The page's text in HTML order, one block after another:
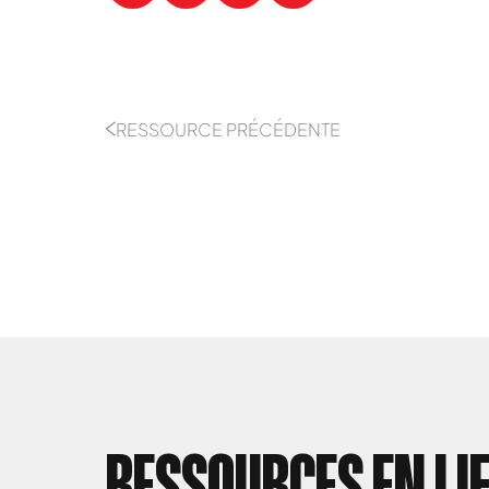
RESSOURCE PRÉCÉDENTE